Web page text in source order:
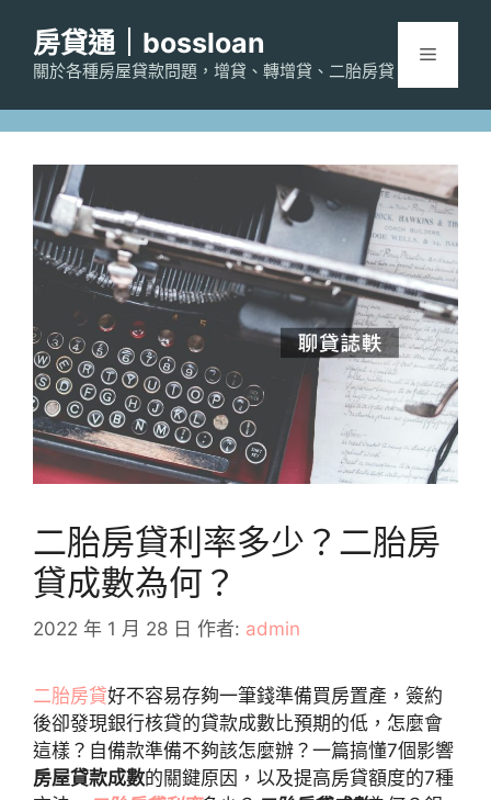
房貸通｜bossloan
關於各種房屋貸款問題，增貸、轉增貸、二胎房貸
選
二胎房貸利率多少？二胎房
貸成數為何？
2022 年 1 月 28 日 作者: admin
二胎房貸好不容易存夠一筆錢準備買房置產，簽約
後卻發現銀行核貸的貸款成數比預期的低，怎麼會
這樣？自備款準備不夠該怎麼辦？一篇搞懂7個影響
房屋貸款成數的關鍵原因，以及提高房貸額度的7種